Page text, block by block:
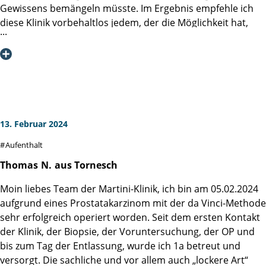
Herzlichst
Ihr
Rainer Kirch
Gewissens bemängeln müsste. Im Ergebnis empfehle ich
diese Klinik vorbehaltlos jedem, der die Möglichkeit hat,
sich dort behandeln zu lassen. Die Krankheit ist nicht
schön, doch, wenn man sie hat, kann man sich glücklich
geduldig, freundlich und in hohem Maß kompetent. Ich
Belange zu jeder Zeit große Rücksicht genommen wurde.
Bei meiner Ankunft am Sonntag war ich von den
Blumen im Flur und im hellen und geräumigen Zimmer
sowie eine Patientenlounge, in der man sich mit Getränken
und Snacks versorgen konnte. Das habe ich in dieser
Qualität vorher noch nicht erlebt. Als Patient ist mir
natürlich das Operationsergebnis am wichtigsten. Ich bin
13. Februar 2024
Aufenthalt
Thomas N. aus Tornesch
Moin liebes Team der Martini-Klinik, ich bin am 05.02.2024
aufgrund eines Prostatakarzinom mit der da Vinci-Methode
sehr erfolgreich operiert worden. Seit dem ersten Kontakt
der Klinik, der Biopsie, der Voruntersuchung, der OP und
bis zum Tag der Entlassung, wurde ich 1a betreut und
versorgt. Die sachliche und vor allem auch „lockere Art“